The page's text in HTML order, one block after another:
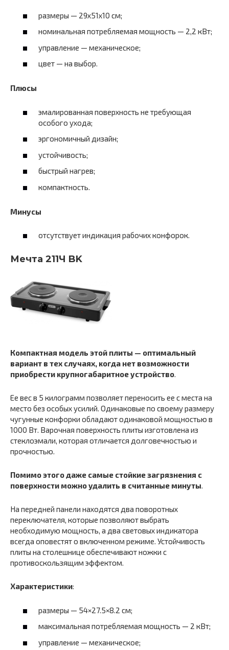
размеры — 29x51x10 см;
номинальная потребляемая мощность — 2,2 кВт;
управление — механическое;
цвет — на выбор.
Плюсы
эмалированная поверхность не требующая
особого ухода;
эргономичный дизайн;
устойчивость;
быстрый нагрев;
компактность.
Минусы
отсутствует индикация рабочих конфорок.
Мечта 211Ч BK
Компактная модель этой плиты — оптимальный
вариант в тех случаях, когда нет возможности
приобрести крупногабаритное устройство.
Ее вес в 5 килограмм позволяет переносить ее с места на
место без особых усилий. Одинаковые по своему размеру
чугунные конфорки обладают одинаковой мощностью в
1000 Вт. Варочная поверхность плиты изготовлена из
стеклоэмали, которая отличается долговечностью и
прочностью.
Помимо этого даже самые стойкие загрязнения с
поверхности можно удалить в считанные минуты.
На передней панели находятся два поворотных
переключателя, которые позволяют выбрать
необходимую мощность, а два световых индикатора
всегда оповестят о включенном режиме. Устойчивость
плиты на столешнице обеспечивают ножки с
противоскользящим эффектом.
Характеристики:
размеры — 54×27.5×8.2 см;
максимальная потребляемая мощность — 2 кВт;
управление — механическое;